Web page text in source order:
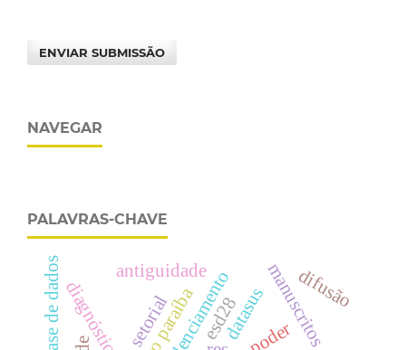
ENVIAR SUBMISSÃO
NAVEGAR
PALAVRAS-CHAVE
manuscritos
silenciamento
antiguidade
diagnóstico difusão
esd28datasus
base de dados